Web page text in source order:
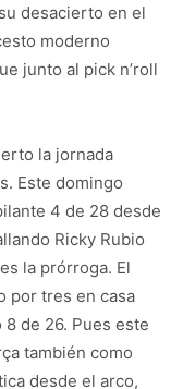
desacierto en el
moderno
junto al pick n’roll
la jornada
Este domingo
4 de 28 desde
Ricky Rubio
la prórroga. El
por tres en casa
de 26. Pues este
también como
desde el arco,